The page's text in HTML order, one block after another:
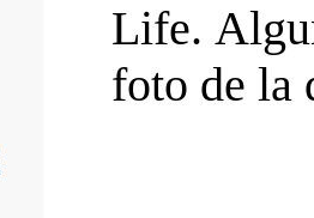
Life.
foto de la